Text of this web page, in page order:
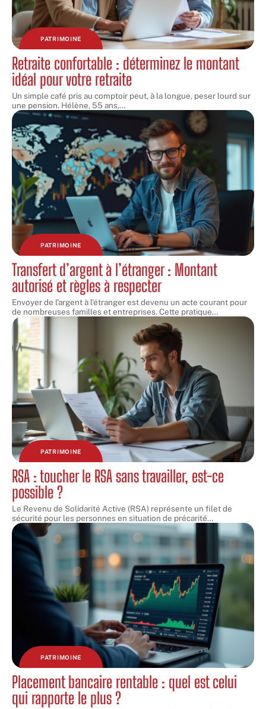
PATRIMOINE
Retraite confortable : déterminez le montant
idéal pour votre retraite
Un simple café pris au comptoir peut, à la longue, peser lourd sur
une pension. Hélène, 55 ans,…
PATRIMOINE
Transfert d’argent à l’étranger : Montant
autorisé et règles à respecter
Envoyer de l'argent à l'étranger est devenu un acte courant pour
de nombreuses familles et entreprises. Cette pratique…
PATRIMOINE
RSA : toucher le RSA sans travailler, est-ce
possible ?
Le Revenu de Solidarité Active (RSA) représente un filet de
sécurité pour les personnes en situation de précarité…
PATRIMOINE
Placement bancaire rentable : quel est celui
qui rapporte le plus ?